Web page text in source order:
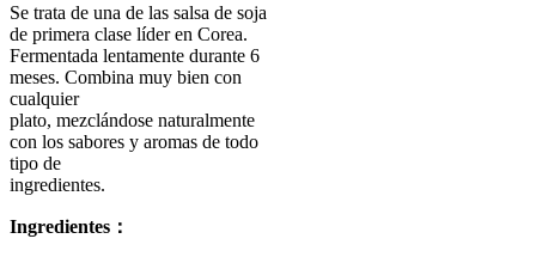
Se trata de una de las salsa de soja
de primera clase líder en Corea.
Fermentada lentamente durante 6
meses. Combina muy bien con
cualquier
plato, mezclándose naturalmente
con los sabores y aromas de todo
tipo de
ingredientes.
Ingredientes：